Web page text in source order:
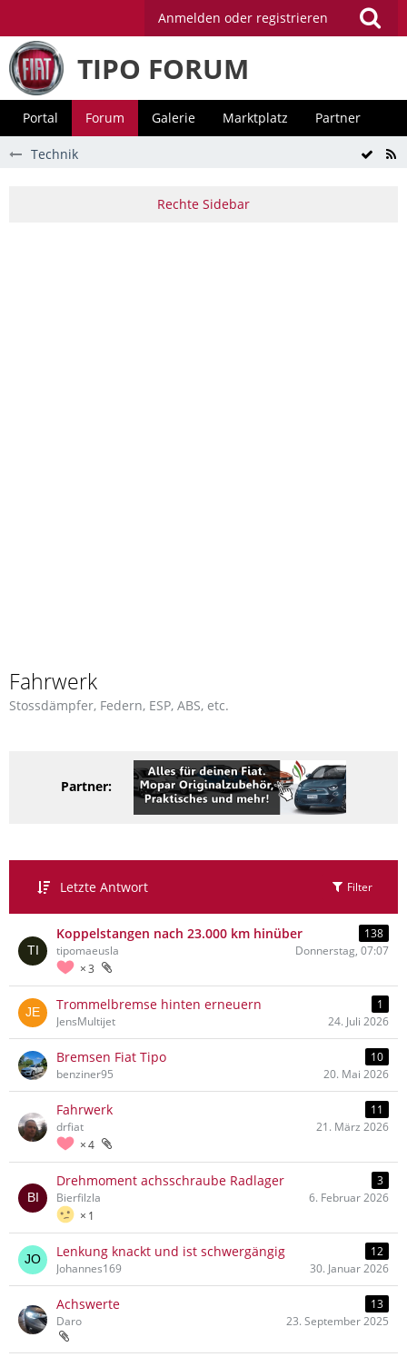
Anmelden oder registrieren
TIPO FORUM
Portal Forum Galerie Marktplatz Partner
Technik
Fahrwerk
Stossdämpfer, Federn, ESP, ABS, etc.
Partner:
Letzte Antwort Filter
Koppelstangen nach 23.000 km hinüber 138
3
tipomaeusla Donnerstag, 07:07
Trommelbremse hinten erneuern
1
JensMultijet
24. Juli 2026
Bremsen Fiat Tipo
10
benziner95
20. Mai 2026
Fahrwerk 11
4
drfiat 21. März 2026
Drehmoment achsschraube Radlager 3
1
Bierfilzla 6. Februar 2026
Lenkung knackt und ist schwergängig
12
Johannes169
30. Januar 2026
Achswerte
13
Daro
23. September 2025